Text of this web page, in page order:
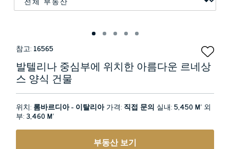
참고: 16565
발텔리나 중심부에 위치한 아름다운 르네상
스 양식 건물
위치: 롬바르디아 - 이탈리아가격: 직접 문의 실내:5,450 M² 외
부:3,460 M²
부동산 보기